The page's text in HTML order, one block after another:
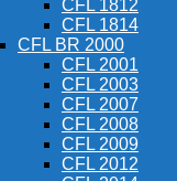
CFL 1812
CFL 1814
CFL BR 2000
CFL 2001
CFL 2003
CFL 2007
CFL 2008
CFL 2009
CFL 2012